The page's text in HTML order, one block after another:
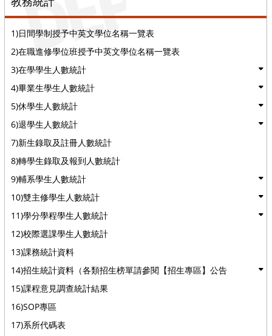
1)日間學制授予中英文學位名稱一覽表
2)在職進修學位班授予中英文學位名稱一覽表
3)在學學生人數統計
4)畢業生學生人數統計
5)休學生人數統計
6)退學生人數統計
7)新生錄取及註冊人數統計
8)轉學生錄取及報到人數統計
9)輔系學生人數統計
10)雙主修學生人數統計
11)學分學程學生人數統計
12)校際選課學生人數統計
13)課務統計資料
14)招生統計資料（各類招生榜單請參閱【招生專區】公告
15)課程意見調查統計結果
16)SOP專區
17)系所代碼表